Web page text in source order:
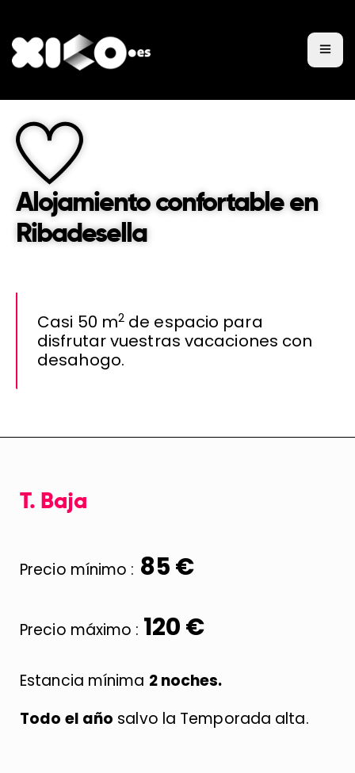
Alojamiento confortable en
Ribadesella
Casi 50 m2 de espacio para
disfrutar vuestras vacaciones con
desahogo.
T. Baja
Precio mínimo : 85 €
Precio máximo : 120 €
Estancia mínima 2 noches.
Todo el año salvo la Temporada alta.